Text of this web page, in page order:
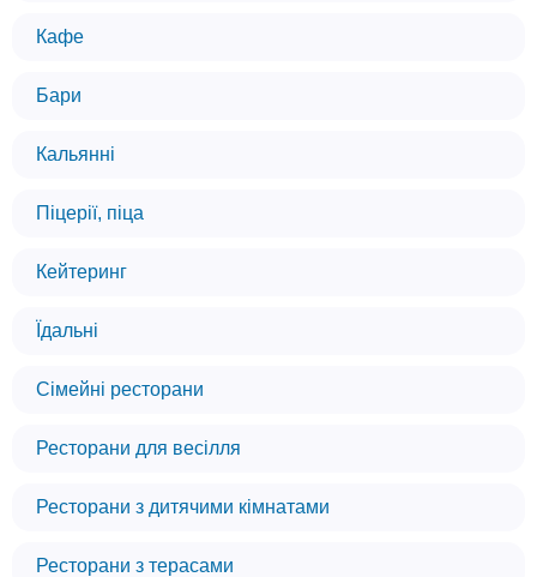
Кафе
Бари
Кальянні
Піцерії, піца
Кейтеринг
Їдальні
Сімейні ресторани
Ресторани для весілля
Ресторани з дитячими кімнатами
Ресторани з терасами